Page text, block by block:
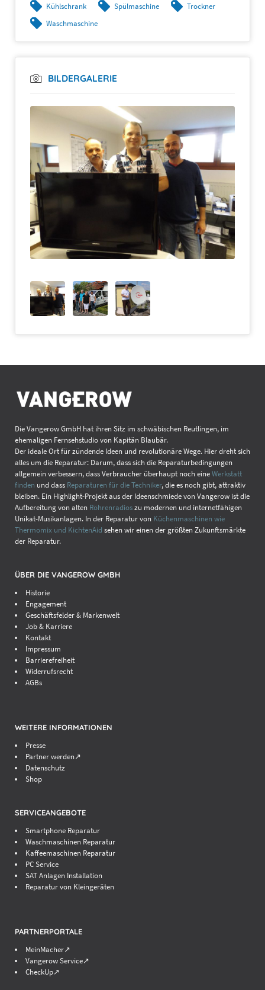
Kühlschrank
Spülmaschine
Trockner
Waschmaschine
BILDERGALERIE
Die Vangerow GmbH hat ihren Sitz im schwäbischen Reutlingen, im
ehemaligen Fernsehstudio von Kapitän Blaubär.
Der ideale Ort für zündende Ideen und revolutionäre Wege. Hier dreht sich
alles um die Reparatur: Darum, dass sich die Reparaturbedingungen
allgemein verbessern, dass Verbraucher überhaupt noch eineWerkstatt
finden und dass Reparaturen für die Techniker, die es noch gibt, attraktiv
bleiben. Ein Highlight-Projekt aus der Ideenschmiede von Vangerow ist die
Aufbereitung von alten Röhrenradioszu modernen und internetfähigen
Unikat-Musikanlagen. In der Reparatur von Küchenmaschinen wie
Thermomix und KichtenAid sehen wir einen der größten Zukunftsmärkte
der Reparatur.
ÜBER DIE VANGEROW GMBH
Historie
Engagement
Geschäftsfelder & Markenwelt
Job & Karriere
Kontakt
Impressum
Barrierefreiheit
Widerrufsrecht
AGBs
WEITERE INFORMATIONEN
Presse
Partner werden↗
Datenschutz
Shop
SERVICEANGEBOTE
Smartphone Reparatur
Waschmaschinen Reparatur
Kaffeemaschinen Reparatur
PC Service
SAT Anlagen Installation
Reparatur von Kleingeräten
PARTNERPORTALE
MeinMacher↗
Vangerow Service↗
CheckUp↗